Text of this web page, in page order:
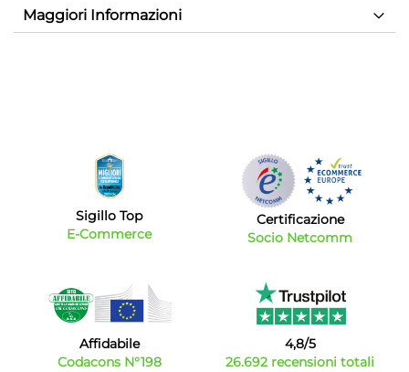
Maggiori Informazioni
Sigillo Top
E-Commerce
Certificazione
Socio Netcomm
Affidabile
Codacons N°198
4,8/5
26.692 recensioni totali